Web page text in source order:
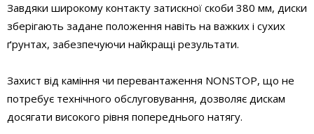
Завдяки широкому контакту затискної скоби 380 мм, диски
зберігають задане положення навіть на важких і сухих
ґрунтах, забезпечуючи найкращі результати.
Захист від каміння чи перевантаження NONSTOP, що не
потребує технічного обслуговування, дозволяє дискам
досягати високого рівня попереднього натягу.